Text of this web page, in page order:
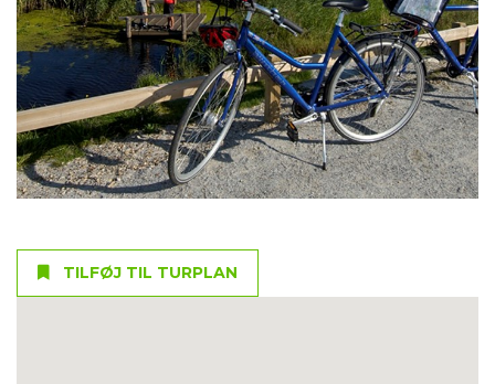
TILFØJ TIL TURPLAN